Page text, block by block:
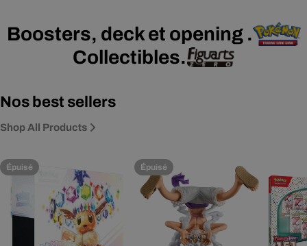
Boosters, deck et opening .
Collectibles.
Nos best sellers
Shop All Products
Épuisé Épuisé